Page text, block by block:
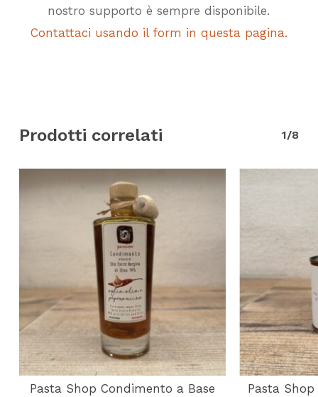
nostro supporto è sempre disponibile.
Contattaci usando il form in questa pagina.
Prodotti correlati 1/8
Pasta Shop Condimento a Base
Pasta